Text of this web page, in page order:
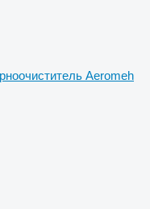
Aeromeh